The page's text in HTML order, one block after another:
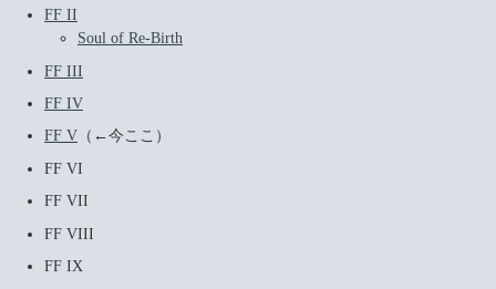
FF II
Soul of Re-Birth
FF III
FF IV
FF V （←今ここ）
FF VI
FF VII
FF VIII
FF IX